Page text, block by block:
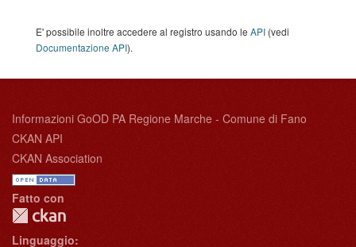
E' possibile inoltre accedere al registro usando le API (vedi
Documentazione API).
Informazioni GoOD PA Regione Marche - Comune di Fano
CKAN API
CKAN Association
Fatto con
Linguaggio